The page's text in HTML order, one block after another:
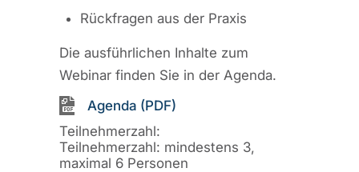
Rückfragen aus der Praxis
Die ausführlichen Inhalte zum
Webinar finden Sie in der Agenda.
Agenda (PDF)
Teilnehmerzahl:
Teilnehmerzahl: mindestens 3,
maximal 6 Personen